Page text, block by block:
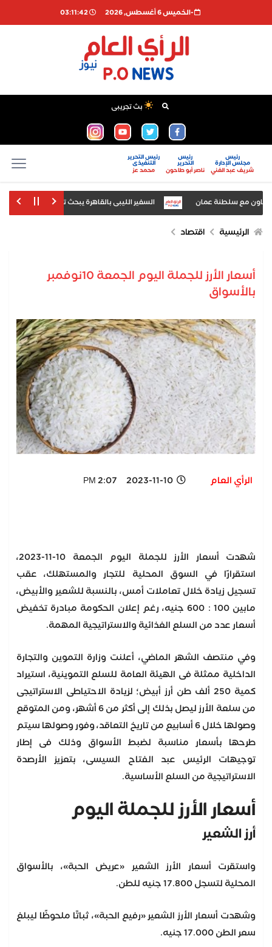
-الخميس 6 أغسطس, 2026 03:11:43
بث تجريبى
رئيس
مجلس الإدارة
شريف عبد الغني
رئيس
التحرير
ناصر أبو طاحون
رئيس التحرير
التنفيذى
محمد عز
مع سلطنة عمان السفير الليبى بالقاهرة يبحث تعزيز سبل التعاون
الرئيسية اقتصاد
أسعار الأرز للجملة اليوم الجمعة 10نوفمبر
بالأسواق
الرأي العام 2023-11-10 2:07 PM
شهدت أسعار الأرز للجملة اليوم الجمعة 10-11-2023،
استقرارًا في السوق المحلية للتجار والمستهلك، عقب
تسجيل زيادة خلال تعاملات أمس، بالنسبة للشعير والأبيض،
مابين 100 : 600 جنيه، رغم إعلان الحكومة مبادرة تخفيض
أسعار عدد من السلع الغذائية والاستراتيجية المهمة.
وفي منتصف الشهر الماضي، أعلنت وزارة التموين والتجارة
الداخلية ممثلة فى الهيئة العامة للسلع التموينية، استيراد
كمية 250 ألف طن أرز أبيض؛ لزيادة الاحتياطى الاستراتيجى
من سلعة الأرز ليصل بذلك إلى أكثر من 6 أشهر، ومن المتوقع
وصولها خلال 6 أسابيع من تاريخ التعاقد، وفور وصولها سيتم
طرحها بأسعار مناسبة لضبط الأسواق وذلك فى إطار
توجيهات الرئيس عبد الفتاح السيسى، بتعزيز الأرصدة
الاستراتيجية من السلع الأساسية.
أسعار الأرز للجملة اليوم
أرز الشعير
واستقرت أسعار الأرز الشعير «عريض الحبة»، بالأسواق
المحلية لتسجل 17.800 جنيه للطن.
وشهدت أسعار الأرز الشعير «رفيع الحبة»، ثباتًا ملحوظًا ليبلغ
سعر الطن 17.000 جنيه.